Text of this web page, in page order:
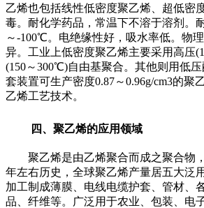
乙烯也包括线性低密度聚乙烯、超低密
毒。耐化学药品，常温下不溶于溶剂。
～-100℃。电绝缘性好，吸水率低。物
异。工业上低密度聚乙烯主要采用高压
(150～300℃)自由基聚合。其他则用低
套装置可生产密度0.87～0.96g/cm3的聚
乙烯工艺技术。
四、聚乙烯的应用领域
聚乙烯是由乙烯聚合而成之聚合物
年左右历史，全球聚乙烯产量居五大泛
加工制成薄膜、电线电缆护套、管材、
品、纤维等。广泛用于农业、包装、电